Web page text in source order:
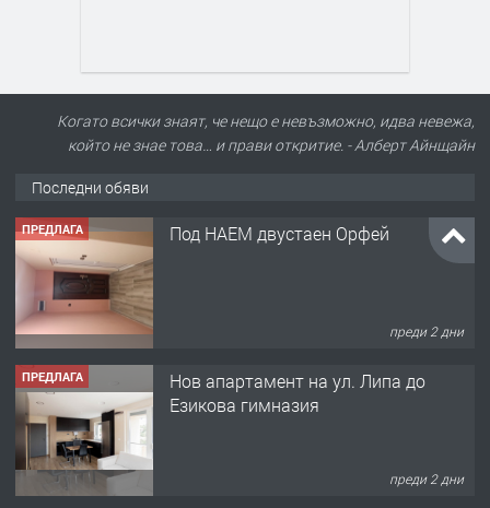
Когато всички знаят, че нещо е невъзможно, идва невежа,
който не знае това… и прави откритие. - Алберт Айнщайн
Последни обяви
ПРЕДЛАГА Под НАЕМ двустаен Орфей
преди 2 дни
ПРЕДЛАГА
Нов апартамент на ул. Липа до
Езикова гимназия
преди 2 дни